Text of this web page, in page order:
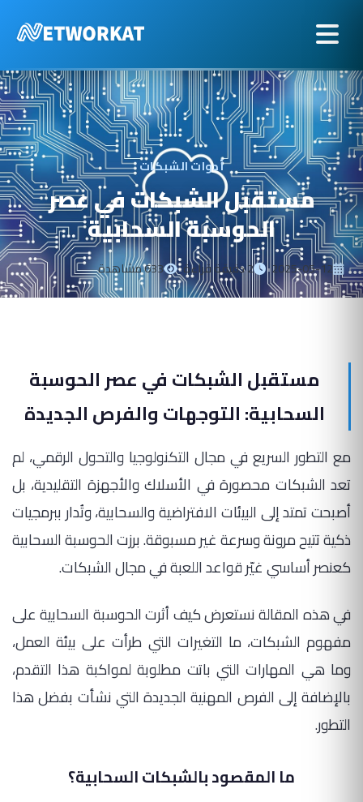
أدوات الشبكات
مستقبل الشبكات في عصر
الحوسبة السحابية
2025-05-12
• 2 دقيقة قراءة • 633 مشاهدة
مستقبل الشبكات في عصر الحوسبة
السحابية: التوجهات والفرص الجديدة
مع التطور السريع في مجال التكنولوجيا والتحول الرقمي، لم
تعد الشبكات محصورة في الأسلاك والأجهزة التقليدية، بل
أصبحت تمتد إلى البيئات الافتراضية والسحابية، وتُدار ببرمجيات
ذكية تتيح مرونة وسرعة غير مسبوقة. برزت الحوسبة السحابية
كعنصر أساسي غيّر قواعد اللعبة في مجال الشبكات.
في هذه المقالة نستعرض كيف أثرت الحوسبة السحابية على
مفهوم الشبكات، ما التغيرات التي طرأت على بيئة العمل،
وما هي المهارات التي باتت مطلوبة لمواكبة هذا التقدم،
بالإضافة إلى الفرص المهنية الجديدة التي نشأت بفضل هذا
التطور.
ما المقصود بالشبكات السحابية؟